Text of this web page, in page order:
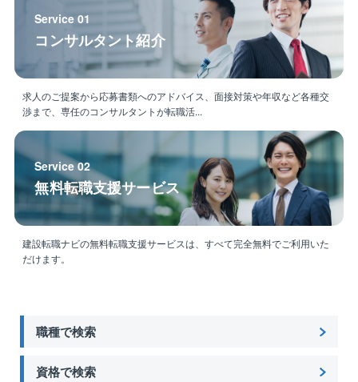
Service 01
コンサルタント紹介
求人のご提案から応募書類へのアドバイス、面接対策や年収など各種交
渉まで、専任のコンサルタントが転職活...
Service 02
無料転職支援サービス
建設転職ナビの無料転職支援サービスは、すべて完全無料でご利用いた
だけます。
職種で検索
資格で検索